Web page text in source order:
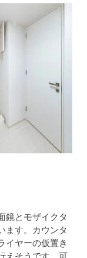
鏡とモザイクタ
ます。カウンタ
イヤーの仮置き
えそうです。可